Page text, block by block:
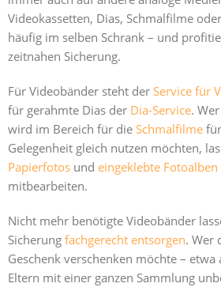
Videokassetten, Dias, Schmalfilme
häufig im selben Schrank – und
zeitnahen Sicherung.
Für Videobänder steht der Service für
für gerahmte Dias der Dia-Service.
wird im Bereich für die Schmalfilme
Gelegenheit gleich nutzen möchten,
Papierfotos und eingeklebte Fotoalben
mitbearbeiten.
Nicht mehr benötigte Videobänder
Sicherung fachgerecht entsorgen. Wer
Geschenk verschenken möchte –
Eltern mit einer ganzen Sammlung